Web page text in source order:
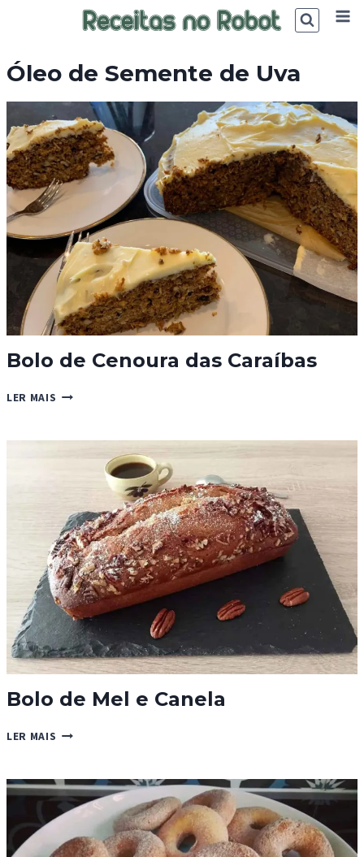
Óleo de Semente de Uva
Bolo de Cenoura das Caraíbas
LER MAIS BOLO
DAS
CARAÍBAS
Bolo de Mel e Canela
LER MAIS BOLO
E
CANELA